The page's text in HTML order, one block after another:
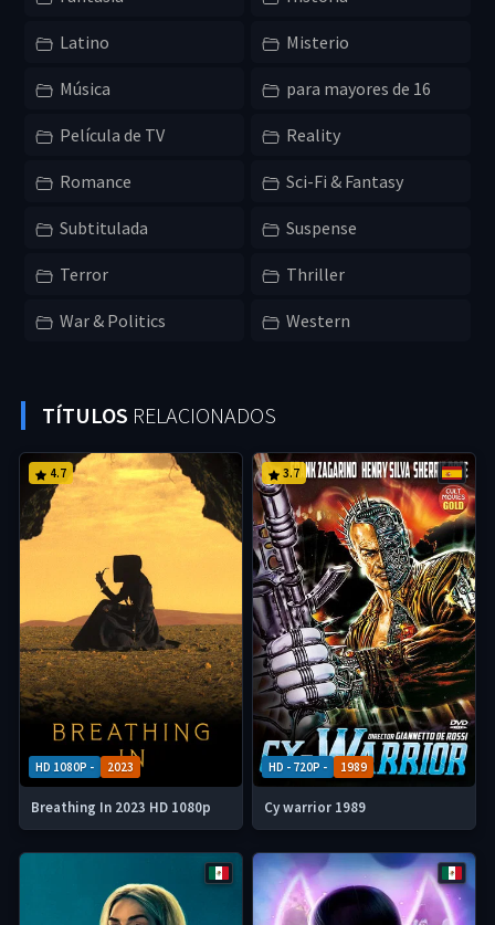
Latino Misterio
Música para mayores de 16
Película de TV Reality
Romance Sci-Fi & Fantasy
Subtitulada Suspense
Terror Thriller
War & Politics Western
TÍTULOS RELACIONADOS
HD 1080P - 2023
4.7
Breathing In 2023 HD 1080p
HD - 720P - 1989
3.7
Cy warrior 1989